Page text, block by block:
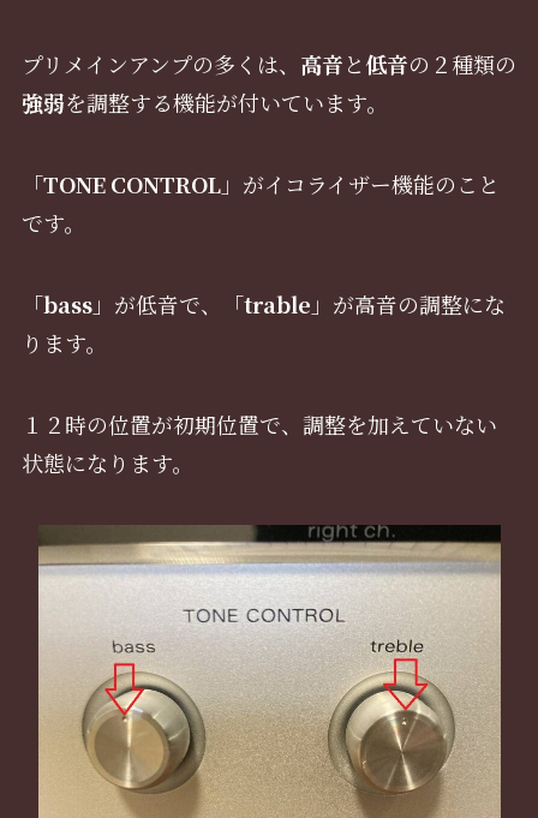
プリメインアンプの多くは、 高音と低音の２種類の
強弱を調整する機能が付いています。
「TONE CONTROL」がイコライザー機能のこと
です。
「bass」が低音で、「trable 」が高音の調整にな
ります。
１２時の位置が初期位置で、調整を加えていない
状態になります。